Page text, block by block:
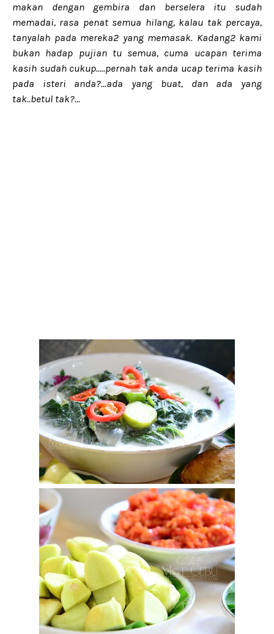
makan dengan gembira dan berselera itu sudah
memadai, rasa penat semua hilang, kalau tak percaya,
tanyalah pada mereka2 yang memasak. Kadang2 kami
bukan hadap pujian tu semua, cuma ucapan terima
kasih sudah cukup.....pernah tak anda ucap terima kasih
pada isteri anda?...ada yang buat, dan ada yang
tak..betul tak?...